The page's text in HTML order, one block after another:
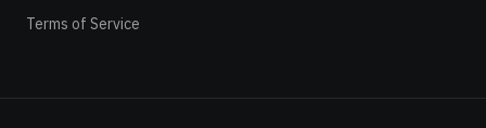
Terms of Service